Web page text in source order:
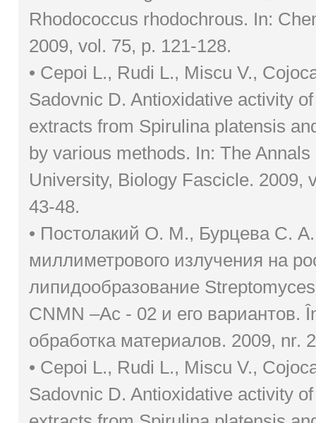
Rhodococcus rhodochrous. In:
2009, vol. 75, p. 121-128.
• Cepoi L., Rudi L., Miscu V.,
Sadovnic D. Antioxidative activity
extracts from Spirulina platensis
by various methods. In: The Annals
University, Biology Fascicle. 2009,
43-48.
• Постолакий О. М., Бурцева С.
миллиметрового излучения на
липидообразование
CNMN –Ac - 02 и его вариантов.
обработка материалов. 2009, nr.
• Cepoi L., Rudi L., Miscu V.,
Sadovnic D. Antioxidative activity